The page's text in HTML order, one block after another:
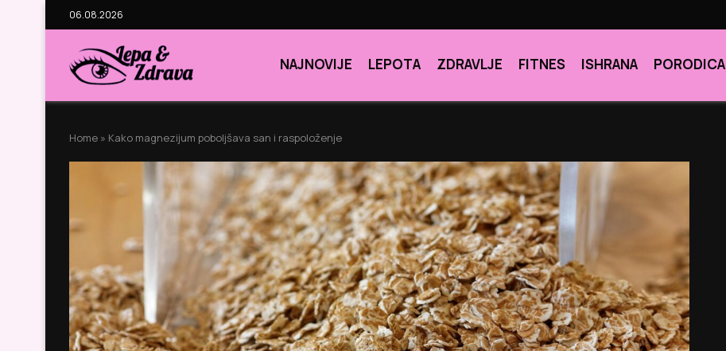
06.08.2026
NAJNOVIJE LEPOTA ZDRAVLJE FITNES ISHRANA PORODICA
Home » Kako magnezijum poboljšava san i raspoloženje